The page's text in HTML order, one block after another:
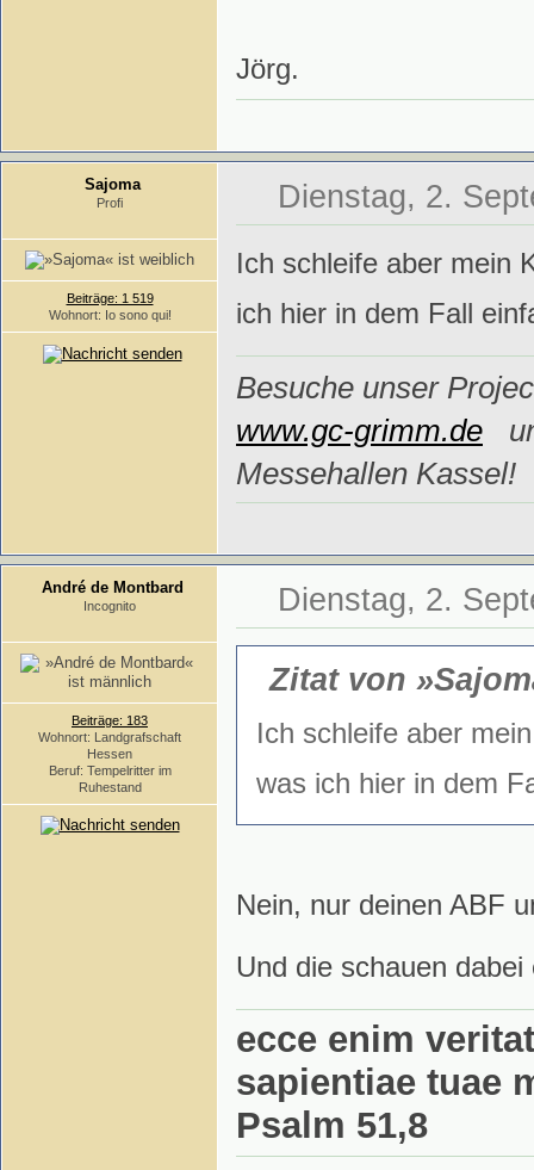
Jörg.
Sajoma
Profi
Beiträge: 1 519
Wohnort: Io sono qui!
Dienstag, 2.
Ich schleife aber mein
ich hier in dem Fall
Besuche unser
www.gc-grimm.de
Messehallen Kassel!
André de Montbard
Incognito
Beiträge: 183
Wohnort: Landgrafschaft
Hessen
Beruf: Tempelritter im
Ruhestand
Dienstag, 2.
Zitat von
Ich schleife aber
was ich hier in dem
Nein, nur deinen ABF
Und die schauen
ecce enim
sapientiae tuae
Psalm 51,8